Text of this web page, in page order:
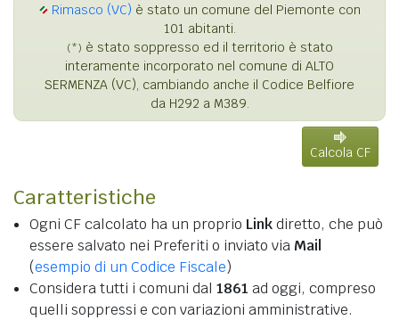
Rimasco (VC) è stato un comune del Piemonte con
101 abitanti.
(*) è stato soppresso ed il territorio è stato
interamente incorporato nel comune di ALTO
SERMENZA (VC), cambiando anche il Codice Belfiore
da H292 a M389.
Calcola CF
Caratteristiche
Ogni CF calcolato ha un proprio Linkdiretto, che può
essere salvato nei Preferiti o inviato via Mail
(esempio di un Codice Fiscale)
Considera tutti i comuni dal 1861 ad oggi, compreso
quelli soppressi e con variazioni amministrative.